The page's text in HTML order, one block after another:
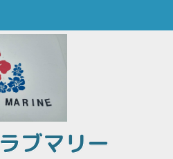
ラブマリー